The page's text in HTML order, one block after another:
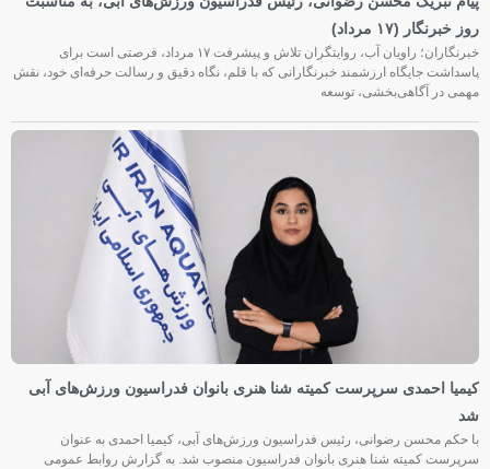
روز خبرنگار (۱۷ مرداد)
خبرنگاران؛ راویان آب، روایتگران تلاش و پیشرفت ۱۷ مرداد، فرصتی است برای
پاسداشت جایگاه ارزشمند خبرنگارانی که با قلم، نگاه دقیق و رسالت حرفه‌ای خود، نقش
مهمی در آگاهی‌بخشی، توسعه
کیمیا احمدی سرپرست کمیته شنا هنری بانوان فدراسیون ورزش‌های آبی
شد
با حکم محسن رضوانی، رئیس فدراسیون ورزش‌های آبی، کیمیا احمدی به عنوان
سرپرست کمیته شنا هنری بانوان فدراسیون منصوب شد. به گزارش روابط عمومی